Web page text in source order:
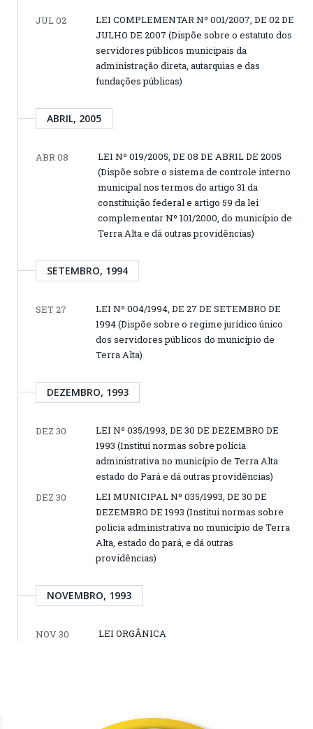
JUL 02
LEI COMPLEMENTAR Nº 001/2007, DE 02 DE
JULHO DE 2007 (Dispõe sobre o estatuto dos
servidores públicos municipais da
administração direta, autarquias e das
fundações públicas)
ABRIL, 2005
ABR 08
LEI Nº 019/2005, DE 08 DE ABRIL DE 2005
(Dispõe sobre o sistema de controle interno
municipal nos termos do artigo 31 da
constituição federal e artigo 59 da lei
complementar Nº 101/2000, do município de
Terra Alta e dá outras providências)
SETEMBRO, 1994
SET 27
LEI Nº 004/1994, DE 27 DE SETEMBRO DE
1994 (Dispõe sobre o regime jurídico único
dos servidores públicos do município de
Terra Alta)
DEZEMBRO, 1993
DEZ 30
LEI Nº 035/1993, DE 30 DE DEZEMBRO DE
1993 (Institui normas sobre polícia
administrativa no município de Terra Alta
estado do Pará e dá outras providências)
DEZ 30
LEI MUNICIPAL Nº 035/1993, DE 30 DE
DEZEMBRO DE 1993 (Institui normas sobre
policia administrativa no município de Terra
Alta, estado do pará, e dá outras
providências)
NOVEMBRO, 1993
NOV 30 LEI ORGÂNICA